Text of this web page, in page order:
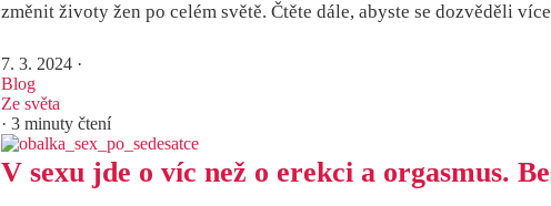
změnit životy žen po celém světě. Čtěte dále, abyste se dozvěděli
7. 3. 2024 ·
Blog
Ze světa
· 3 minuty čtení
V sexu jde o víc než o erekci a orgasmus.